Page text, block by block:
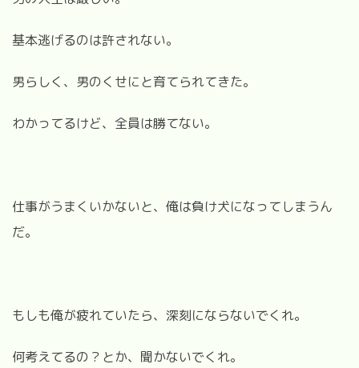
基本逃げるのは許されない。
男らしく、男のくせにと育てられてきた。
わかってるけど、全員は勝てない。
仕事がうまくいかないと、俺は負け犬になってしまうん
だ。
もしも俺が疲れていたら、深刻にならないでくれ。
何考えてるの？とか、聞かないでくれ。